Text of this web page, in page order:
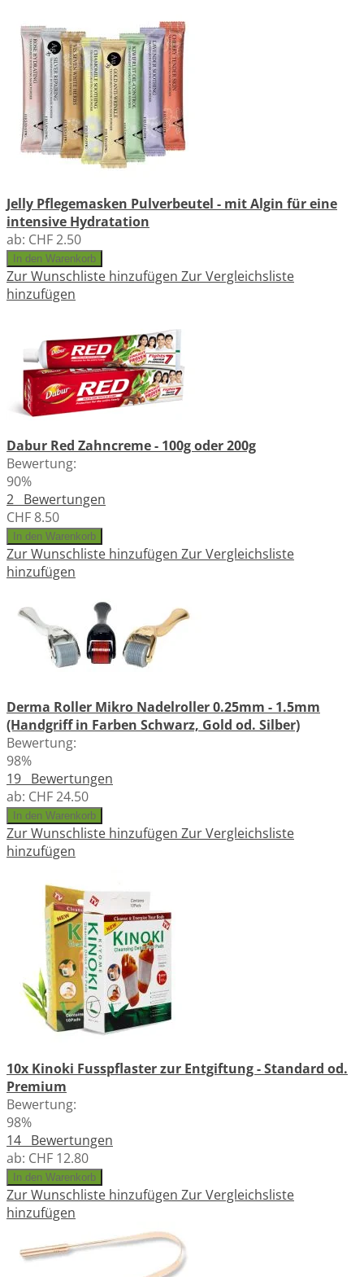
Jelly Pflegemasken Pulverbeutel - mit Algin für eine
intensive Hydratation
ab: CHF 2.50
In den Warenkorb
Zur Wunschliste hinzufügen Zur Vergleichsliste
hinzufügen
Dabur Red Zahncreme - 100g oder 200g
Bewertung:
90%
2 Bewertungen
CHF 8.50
In den Warenkorb
Zur Wunschliste hinzufügen Zur Vergleichsliste
hinzufügen
Derma Roller Mikro Nadelroller 0.25mm - 1.5mm
(Handgriff in Farben Schwarz, Gold od. Silber)
Bewertung:
98%
19 Bewertungen
ab: CHF 24.50
In den Warenkorb
Zur Wunschliste hinzufügen Zur Vergleichsliste
hinzufügen
10x Kinoki Fusspflaster zur Entgiftung - Standard od.
Premium
Bewertung:
98%
14 Bewertungen
ab: CHF 12.80
In den Warenkorb
Zur Wunschliste hinzufügen Zur Vergleichsliste
hinzufügen